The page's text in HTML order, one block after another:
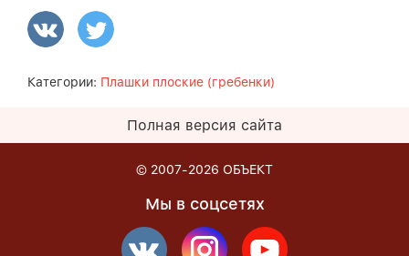
Категории: Плашки плоские (гребенки)
Полная версия сайта
© 2007-2026 ОБЪЕКТ
Мы в соцсетях